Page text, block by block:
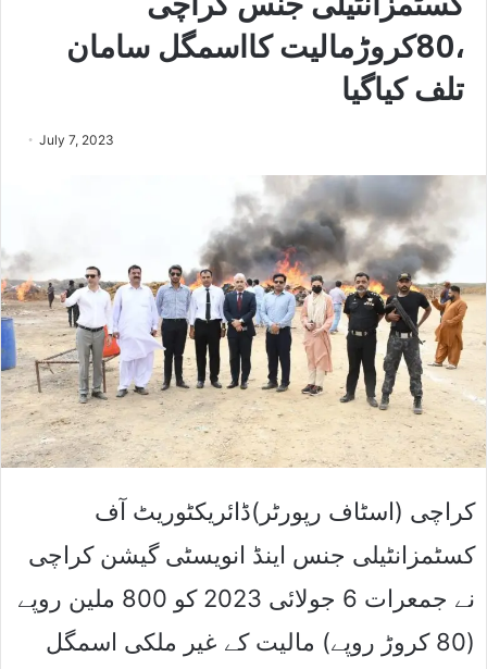
،80کروڑمالیت کااسمگل سامان
تلف کیاگیا
July 7, 2023
کراچی (اسٹاف رپورٹر)ڈائریکٹوریٹ آف
کسٹمزانٹیلی جنس اینڈ انویسٹی گیشن کراچی
نے جمعرات 6 جولائی 2023 کو 800 ملین روپے
(80 کروڑ روپے) مالیت کے غیر ملکی اسمگل